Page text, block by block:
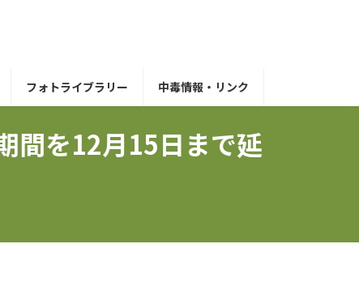
フォトライブラリー 中毒情報・リンク
間を12月15日まで延